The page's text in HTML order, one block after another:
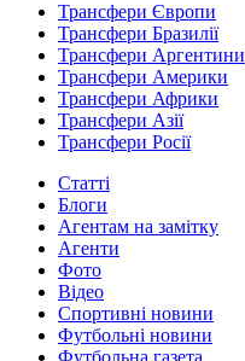
Трансфери Європи
Трансфери Бразилії
Трансфери Аргентини
Трансфери Америки
Трансфери Африки
Трансфери Азії
Трансфери Росії
Статті
Блоги
Агентам на замітку
Агенти
Фото
Відео
Спортивні новини
Футбольні новини